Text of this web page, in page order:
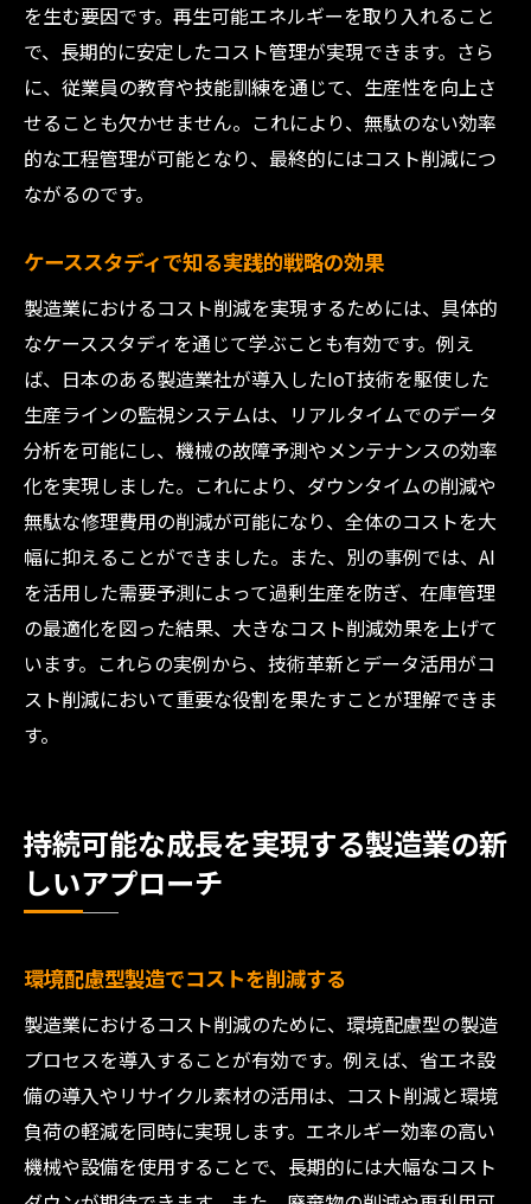
を生む要因です。再生可能エネルギーを取り入れること
で、長期的に安定したコスト管理が実現できます。さら
に、従業員の教育や技能訓練を通じて、生産性を向上さ
せることも欠かせません。これにより、無駄のない効率
的な工程管理が可能となり、最終的にはコスト削減につ
ながるのです。
ケーススタディで知る実践的戦略の効果
製造業におけるコスト削減を実現するためには、具体的
なケーススタディを通じて学ぶことも有効です。例え
ば、日本のある製造業社が導入したIoT技術を駆使した
生産ラインの監視システムは、リアルタイムでのデータ
分析を可能にし、機械の故障予測やメンテナンスの効率
化を実現しました。これにより、ダウンタイムの削減や
無駄な修理費用の削減が可能になり、全体のコストを大
幅に抑えることができました。また、別の事例では、AI
を活用した需要予測によって過剰生産を防ぎ、在庫管理
の最適化を図った結果、大きなコスト削減効果を上げて
います。これらの実例から、技術革新とデータ活用がコ
スト削減において重要な役割を果たすことが理解できま
す。
持続可能な成長を実現する製造業の新
しいアプローチ
環境配慮型製造でコストを削減する
製造業におけるコスト削減のために、環境配慮型の製造
プロセスを導入することが有効です。例えば、省エネ設
備の導入やリサイクル素材の活用は、コスト削減と環境
負荷の軽減を同時に実現します。エネルギー効率の高い
機械や設備を使用することで、長期的には大幅なコスト